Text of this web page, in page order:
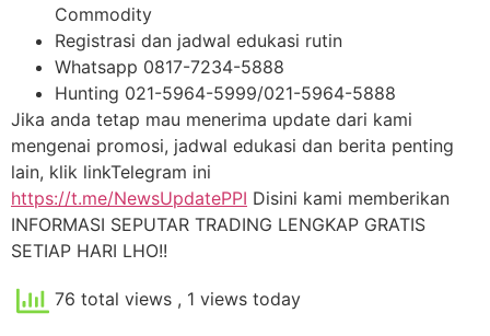
Commodity
Registrasi dan jadwal edukasi rutin
Whatsapp 0817-7234-5888
Hunting 021-5964-5999/021-5964-5888
Jika anda tetap mau menerima update dari kami
mengenai promosi, jadwal edukasi dan berita penting
lain, klik linkTelegram ini
https://t.me/NewsUpdatePPI Disini kami memberikan
INFORMASI SEPUTAR TRADING LENGKAP GRATIS
SETIAP HARI LHO!!
76 total views , 1 views today